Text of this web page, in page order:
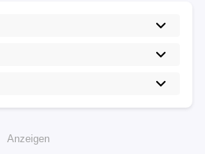
Anzeigen